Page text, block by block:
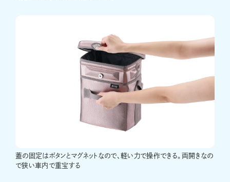
蓋の固定はボタンとマグネットなので、軽い力で操作できる。両開きなの
で狭い車内で重宝する